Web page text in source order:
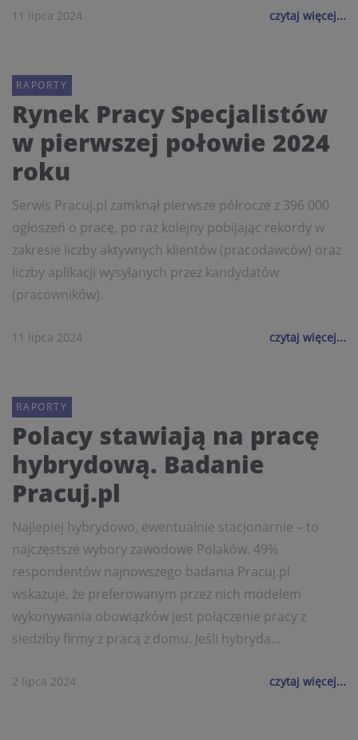
11 lipca 2024 czytaj więcej...
RAPORTY
Rynek Pracy Specjalistów
w pierwszej połowie 2024
roku
Serwis Pracuj.pl zamknął pierwsze półrocze z 396 000
ogłoszeń o pracę, po raz kolejny pobijając rekordy w
zakresie liczby aktywnych klientów (pracodawców) oraz
liczby aplikacji wysyłanych przez kandydatów
(pracowników).
11 lipca 2024 czytaj więcej...
RAPORTY
Polacy stawiają na pracę
hybrydową. Badanie
Pracuj.pl
Najlepiej hybrydowo, ewentualnie stacjonarnie – to
najczęstsze wybory zawodowe Polaków. 49%
respondentów najnowszego badania Pracuj.pl
wskazuje, że preferowanym przez nich modelem
wykonywania obowiązków jest połączenie pracy z
siedziby firmy z pracą z domu. Jeśli hybryda...
2 lipca 2024 czytaj więcej...